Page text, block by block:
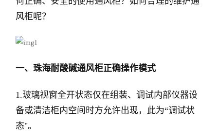
风柜呢？
一、珠海耐酸碱通风柜正确操作模式
1.玻璃视窗全开状态仅在组装、调试内部仪器设
备或清洁柜内空间时方允许出现，此为“调试状
态"。